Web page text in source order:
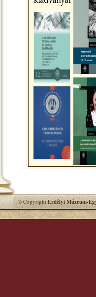
© CopyrightErdélyi Múzeum-